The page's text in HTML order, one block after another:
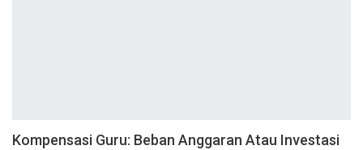
Kompensasi Guru: Beban Anggaran Atau Investasi